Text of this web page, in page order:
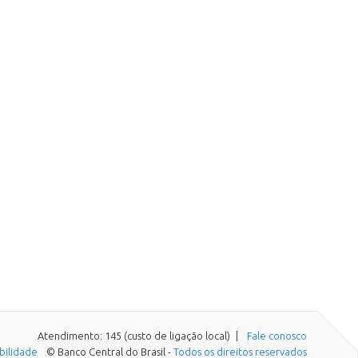
Atendimento: 145 (custo de ligação local)
Fale conosco
© Banco Central do Brasil - Todos os direitos reservados